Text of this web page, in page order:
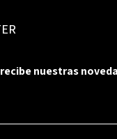
recibe nuestras